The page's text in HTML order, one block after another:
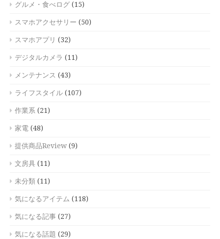
グルメ・食べログ (15)
スマホアクセサリー (50)
スマホアプリ (32)
デジタルカメラ (11)
メンテナンス (43)
ライフスタイル (107)
作業系 (21)
家電 (48)
提供商品Review (9)
文房具 (11)
未分類 (11)
気になるアイテム (118)
気になる記事 (27)
気になる話題 (29)